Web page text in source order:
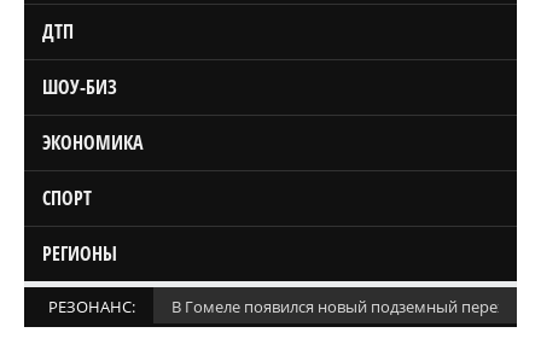
ДТП
ШОУ-БИЗ
ЭКОНОМИКА
СПОРТ
РЕГИОНЫ
РЕЗОНАНС: В Гомеле появился новый подземный переход